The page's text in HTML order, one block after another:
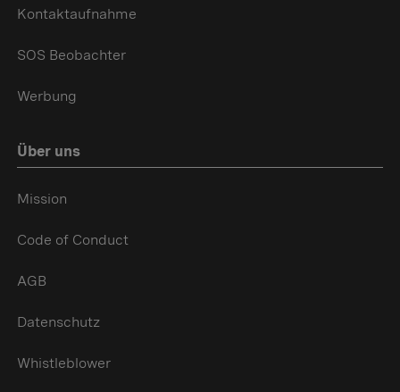
Kontaktaufnahme
SOS Beobachter
Werbung
Über uns
Mission
Code of Conduct
AGB
Datenschutz
Whistleblower